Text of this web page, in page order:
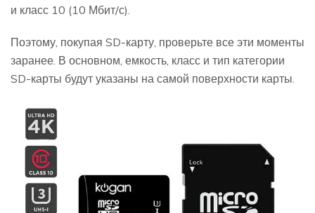
и класс 10 (10 Мбит/с).
Поэтому, покупая SD-карту, проверьте все эти моменты
заранее. В основном, емкость, класс и тип категории
SD-карты будут указаны на самой поверхности карты.